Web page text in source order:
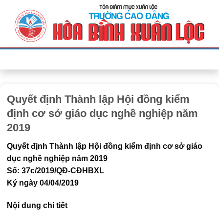
Quyết định Thành lập Hội đồng kiểm
định cơ sở giáo dục nghề nghiệp năm
2019
Quyết định Thành lập Hội đồng kiểm định cơ sở giáo
dục nghề nghiệp năm 2019
Số: 37c/2019/QĐ-CĐHBXL
Ký ngày 04/04/2019
Nội dung chi tiết